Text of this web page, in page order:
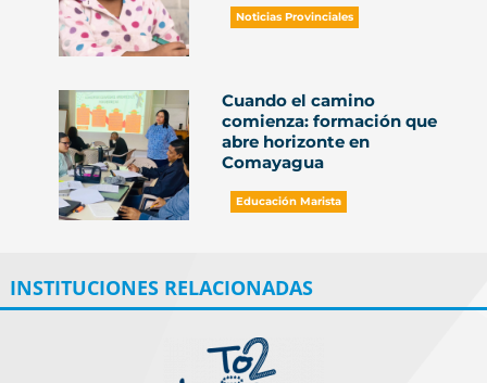
Noticias Provinciales
Cuando el camino
comienza: formación que
abre horizonte en
Comayagua
Educación Marista
INSTITUCIONES RELACIONADAS